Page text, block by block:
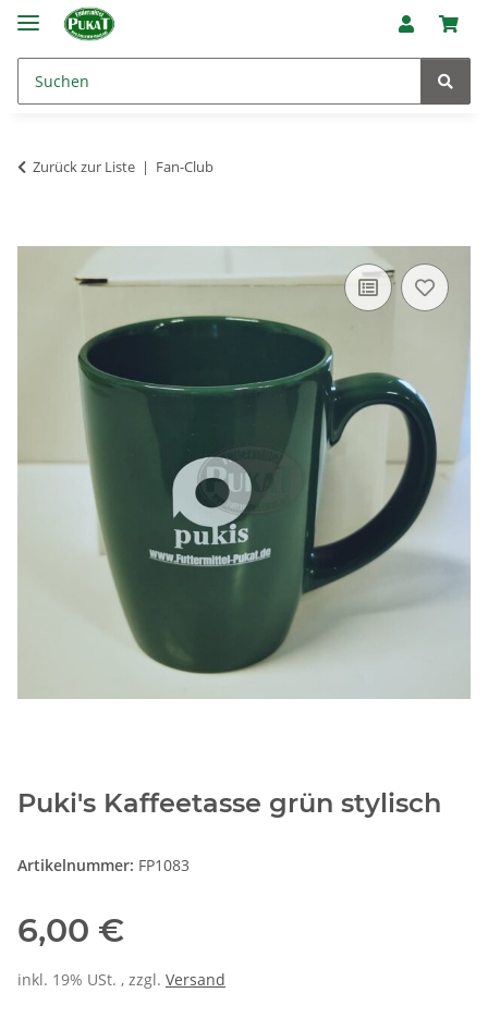
Zurück zur Liste Fan-Club
Puki's Kaffeetasse grün stylisch
Artikelnummer: FP1083
6,00 €
inkl. 19% USt. , zzgl. Versand